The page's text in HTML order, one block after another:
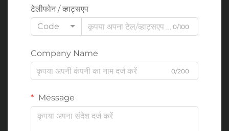
टेलीफोन / व्हाट्सएप
Code
0/100
Company Name
0/200
Message